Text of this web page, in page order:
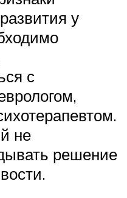
у
с
не
решение